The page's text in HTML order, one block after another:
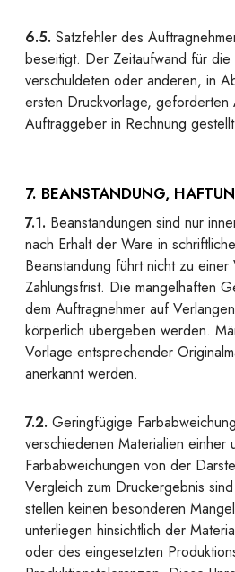
6.5. Satzfehler des
beseitigt. Der Zeitaufwand für
verschuldeten oder anderen, in
ersten Druckvorlage, geforderten
Auftraggeber in Rechnung
7. BEANSTANDUNG,
7.1. Beanstandungen sind nur
nach Erhalt der Ware in
Beanstandung führt nicht zu
Zahlungsfrist. Die mangelhaften
dem Auftragnehmer auf
körperlich übergeben werden.
Vorlage entsprechender
anerkannt werden.
7.2. Geringfügige
verschiedenen Materialien einher
Farbabweichungen von der
Vergleich zum Druckergebnis
stellen keinen besonderen
unterliegen hinsichtlich der
oder des eingesetzten